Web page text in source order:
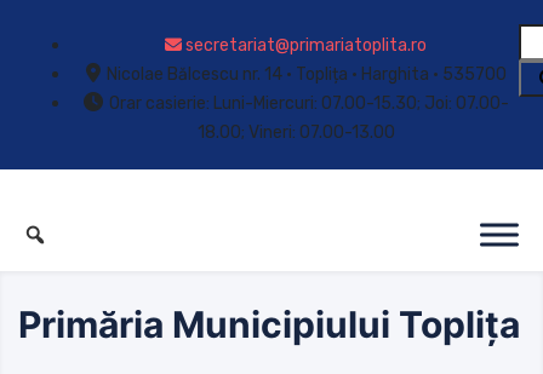
secretariat@primariatoplita.ro
Nicolae Bălcescu nr. 14 • Toplița • Harghita • 535700
Orar casierie: Luni-Miercuri: 07.00-15.30; Joi: 07.00-
18.00; Vineri: 07.00-13.00
Primăria Municipiului Toplița